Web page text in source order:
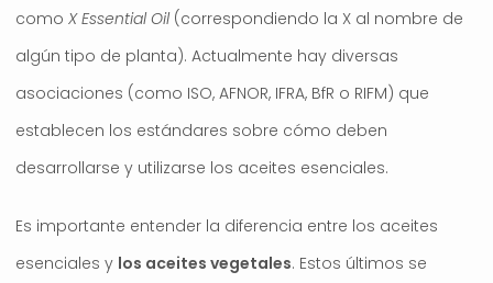
como X Essential Oil(correspondiendo la X al nombre de
algún tipo de planta). Actualmente hay diversas
asociaciones (como ISO, AFNOR, IFRA, BfR o RIFM) que
establecen los estándares sobre cómo deben
desarrollarse y utilizarse los aceites esenciales.
Es importante entender la diferencia entre los aceites
esenciales y los aceites vegetales. Estos últimos se